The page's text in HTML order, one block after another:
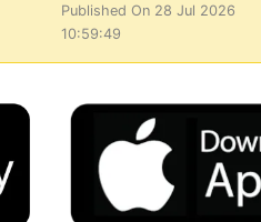
Published On 28 Jul 2026
10:59:49